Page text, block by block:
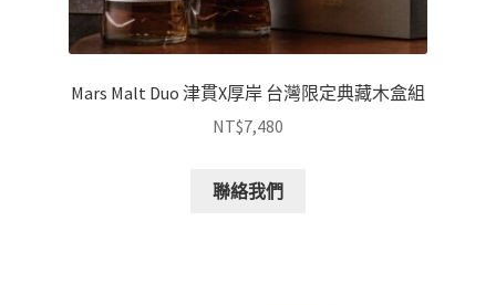
Mars Malt Duo 津貫X厚岸 台灣限定典藏木盒組
NT$7,480
聯絡我們